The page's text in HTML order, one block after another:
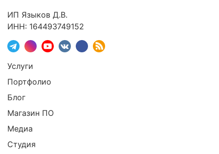
ИП Языков Д.В.
ИНН: 164493749152
Услуги
Портфолио
Блог
Магазин ПО
Медиа
Студия